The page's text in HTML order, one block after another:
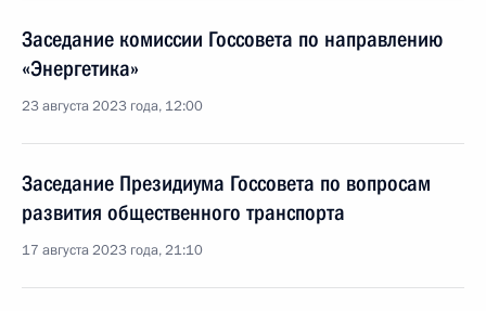
Заседание комиссии Госсовета по направлению
«Энергетика»
23 августа 2023 года, 12:00
Заседание Президиума Госсовета по вопросам
развития общественного транспорта
17 августа 2023 года, 21:10